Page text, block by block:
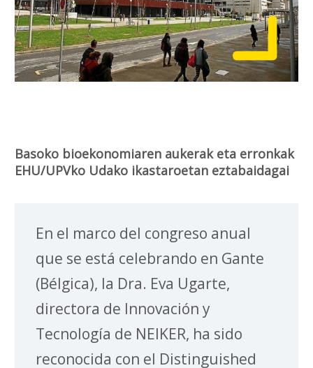
Basoko bioekonomiaren aukerak eta erronkak
EHU/UPVko Udako ikastaroetan eztabaidagai
En el marco del congreso anual
que se está celebrando en Gante
(Bélgica), la Dra. Eva Ugarte,
directora de Innovación y
Tecnología de NEIKER, ha sido
reconocida con el Distinguished